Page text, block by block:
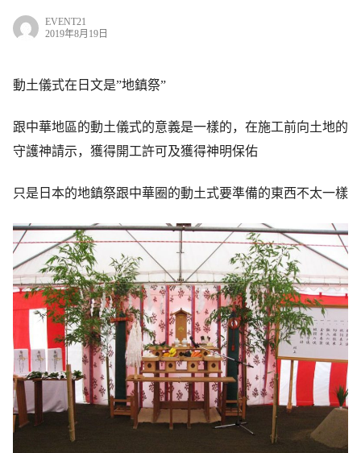
EVENT21
2019年8月19日
動土儀式在日文是”地鎮祭”
跟中華地區的動土儀式的意義是一樣的，在施工前向土地的
守護神請示，獲得開工許可及獲得神明保佑
只是日本的地鎮祭跟中華圈的動土式要準備的東西不太一樣